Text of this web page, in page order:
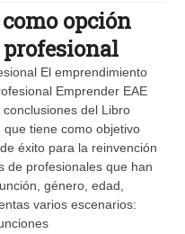
opción
El emprendimiento
Emprender EAE
del Libro
tiene como objetivo
éxito para la reinvención
de profesionales que han
género, edad,
varios escenarios: